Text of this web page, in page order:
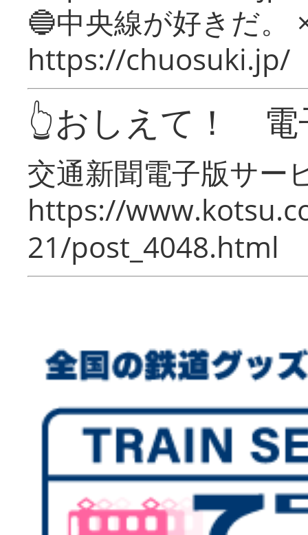
🔵中央線が好きだ。
https://chuosuki.jp/
👆おしえて！ 電
交通新聞電子版サー
https://
21/post_4048.html